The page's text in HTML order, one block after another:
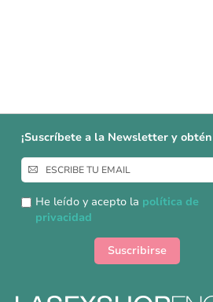
¡Suscríbete a la Newsletter y
Inscríbase
a
nuestro
boletín
He leído y acepto la política de
privacidad
Suscribirse